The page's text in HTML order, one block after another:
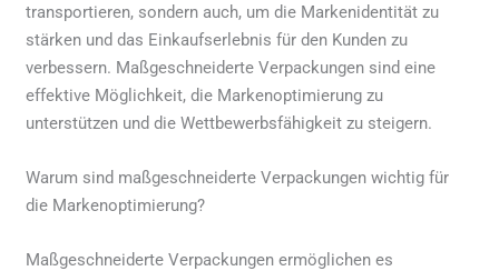
transportieren, sondern auch, um die Markenidentität zu
stärken und das Einkaufserlebnis für den Kunden zu
verbessern. Maßgeschneiderte Verpackungen sind eine
effektive Möglichkeit, die Markenoptimierung zu
unterstützen und die Wettbewerbsfähigkeit zu steigern.
Warum sind maßgeschneiderte Verpackungen wichtig für
die Markenoptimierung?
Maßgeschneiderte Verpackungen ermöglichen es